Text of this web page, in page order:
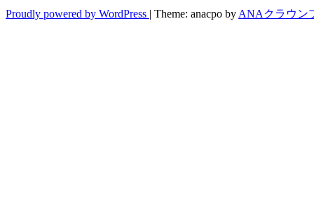
Proudly powered by WordPress | Theme: anacpo by ANAクラウン